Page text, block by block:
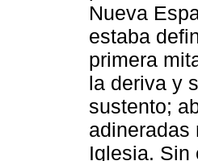
Nueva
estaba
primera
la deriva y
sustento;
adineradas
Iglesia. Sin